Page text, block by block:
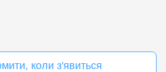
коли з'явиться